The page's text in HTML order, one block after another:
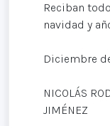
Reciban
navidad y
Diciembre
NICOLÁS
JIMÉNEZ